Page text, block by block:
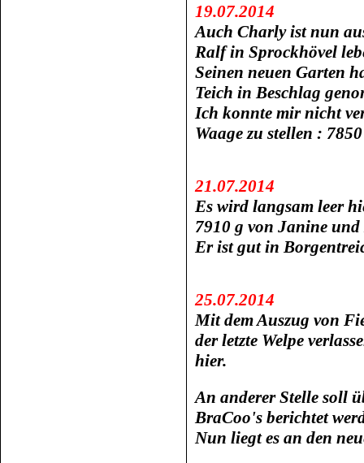
19.07.2014
Auch Charly ist nun
Ralf in Sprockhövel
Seinen neuen Garten
Teich in Beschlag
Ich konnte mir nicht
Waage zu stellen :
21.07.2014
Es wird langsam leer
7910 g von Janine
Er ist gut in
25.07.2014
Mit dem Auszug von
der letzte Welpe
hier.
An anderer Stelle soll
BraCoo's berichtet
Nun liegt es an den